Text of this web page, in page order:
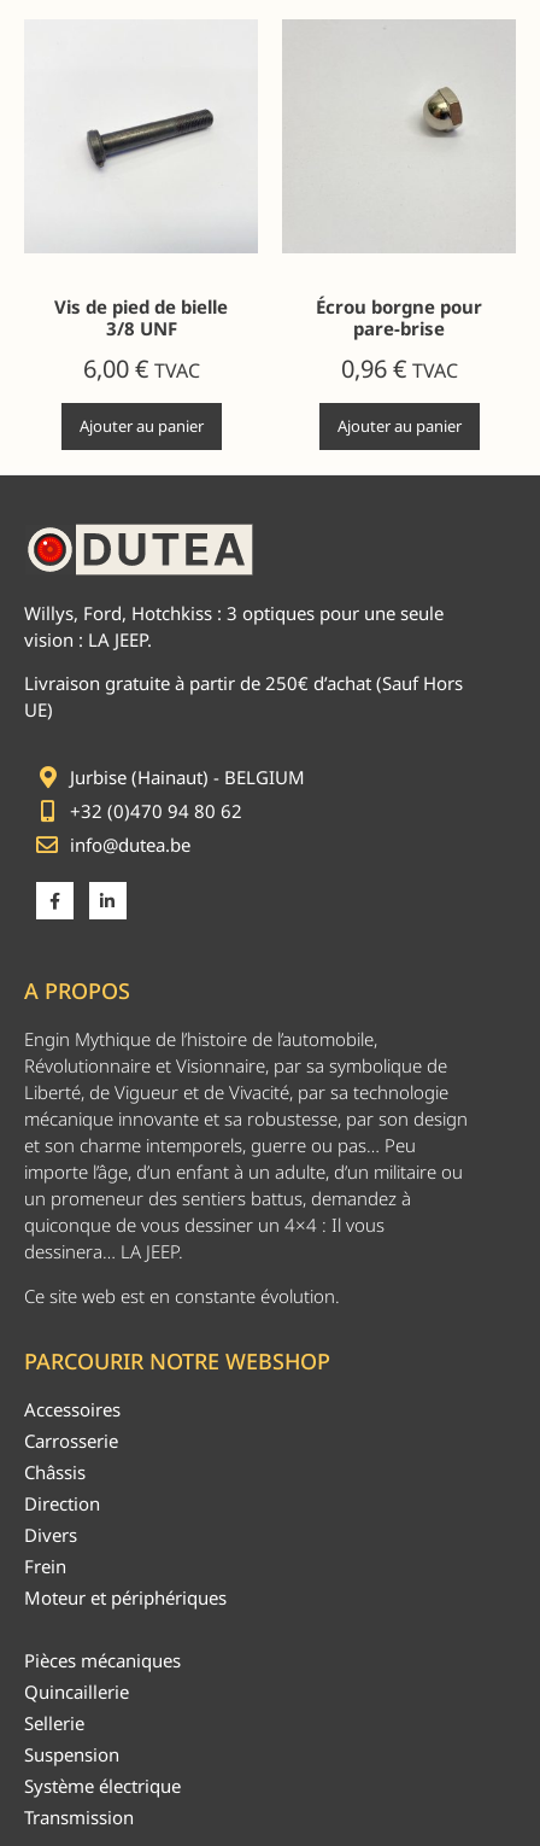
Vis de pied de bielle
3/8 UNF
6,00€ TVAC
Ajouter au panier
Écrou borgne pour
pare-brise
0,96€ TVAC
Ajouter au panier
Willys, Ford, Hotchkiss : 3 optiques pour une seule
vision : LA JEEP.
Livraison gratuite à partir de 250€ d’achat (Sauf Hors
UE)
Jurbise (Hainaut) - BELGIUM
+32 (0)470 94 80 62
info@dutea.be
A PROPOS
Engin Mythique de l’histoire de l’automobile,
Révolutionnaire et Visionnaire, par sa symbolique de
Liberté, de Vigueur et de Vivacité, par sa technologie
mécanique innovante et sa robustesse, par son design
et son charme intemporels, guerre ou pas… Peu
importe l’âge, d’un enfant à un adulte, d’un militaire ou
un promeneur des sentiers battus, demandez à
quiconque de vous dessiner un 4×4 : Il vous
dessinera… LA JEEP.
Ce site web est en constante évolution.
PARCOURIR NOTRE WEBSHOP
Accessoires
Carrosserie
Châssis
Direction
Divers
Frein
Moteur et périphériques
Pièces mécaniques
Quincaillerie
Sellerie
Suspension
Système électrique
Transmission